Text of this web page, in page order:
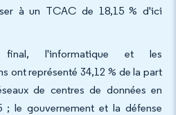
à un TCAC de 18,15 % d'ici
final, l'informatique et les
ont représenté 34,12 % de la part
de centres de données en
; le gouvernement et la défense